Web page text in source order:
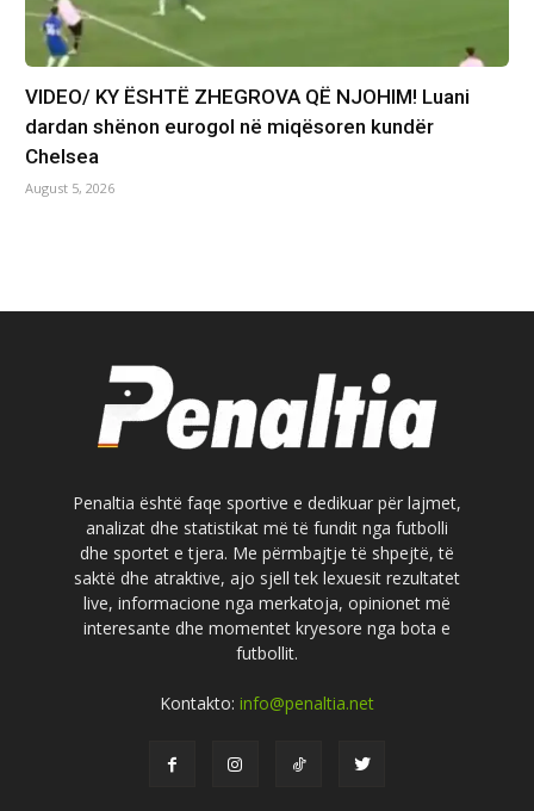
VIDEO/ KY ËSHTË ZHEGROVA QË NJOHIM! Luani
dardan shënon eurogol në miqësoren kundër
Chelsea
August 5, 2026
Penaltia është faqe sportive e dedikuar për lajmet,
analizat dhe statistikat më të fundit nga futbolli
dhe sportet e tjera. Me përmbajtje të shpejtë, të
saktë dhe atraktive, ajo sjell tek lexuesit rezultatet
live, informacione nga merkatoja, opinionet më
interesante dhe momentet kryesore nga bota e
futbollit.
Kontakto: info@penaltia.net